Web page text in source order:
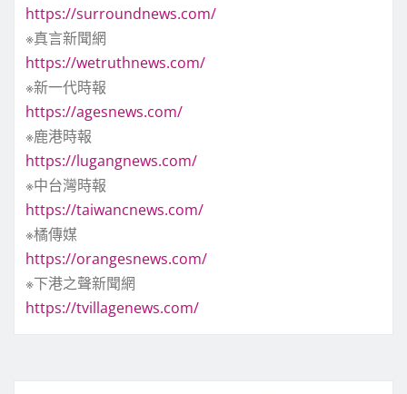
https://surroundnews.com/
※真言新聞網
https://wetruthnews.com/
※新一代時報
https://agesnews.com/
※鹿港時報
https://lugangnews.com/
※中台灣時報
https://taiwancnews.com/
※橘傳媒
https://orangesnews.com/
※下港之聲新聞網
https://tvillagenews.com/